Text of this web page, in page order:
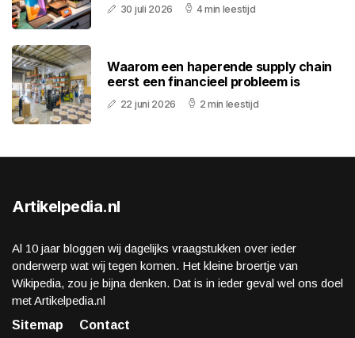
30 juli 2026 4 min leestijd
Waarom een haperende supply chain
eerst een financieel probleem is
22 juni 2026 2 min leestijd
Artikelpedia.nl
Al 10 jaar bloggen wij dagelijks vraagstukken over ieder
onderwerp wat wij tegen komen. Het kleine broertje van
Wikipedia, zou je bijna denken. Dat is in ieder geval wel ons doel
met Artikelpedia.nl
Sitemap
Contact